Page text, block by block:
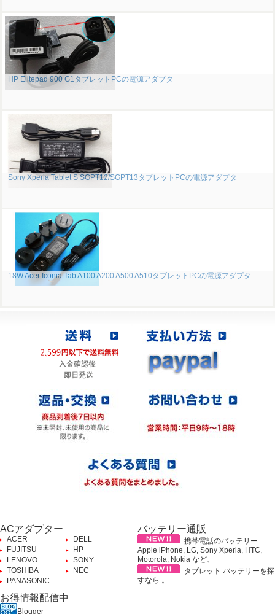
HP Elitepad 900 G1タブレットPCの電源アダプタ
Sony Xperia Tablet S SGPT12/SGPT13タブレットPCの電源アダプタ
18W Acer Iconia Tab A100 A200 A500 A510タブレットPCの電源アダプタ
ACアダプター
ACER
DELL
FUJITSU
HP
LENOVO
SONY
TOSHIBA
NEC
PANASONIC
バッテリー通販
携帯電話のバッテリー
Apple iPhone, LG, Sony Xperia, HTC,
Motorola, Nokia など、
タブレット バッテリーを探
すなら 。
お得情報配信中
Blogger